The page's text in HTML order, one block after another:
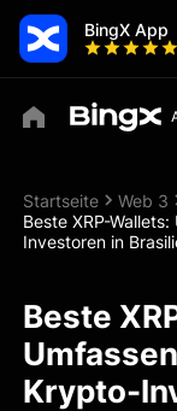
BingX App
Startseite
Web 3
Beste XRP-
Investoren in
Beste
Krypto-